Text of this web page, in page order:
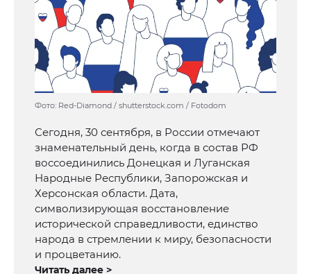
Фото: Red-Diamond / shutterstock.com / Fotodom
Сегодня, 30 сентября, в России отмечают
знаменательный день, когда в состав РФ
воссоединились Донецкая и Луганская
Народные Республики, Запорожская и
Херсонская области. Дата,
символизирующая восстановление
исторической справедливости, единство
народа в стремлении к миру, безопасности
и процветанию.
Читать далее >